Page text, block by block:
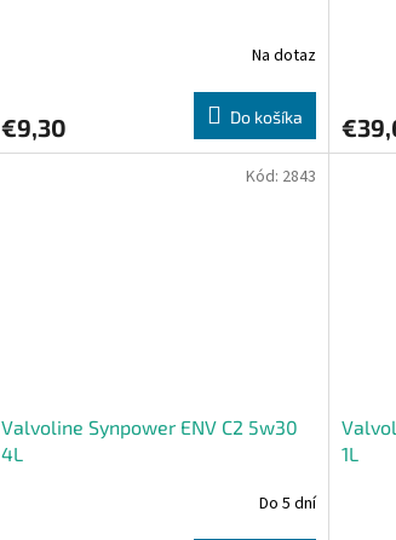
Na dotaz
€9,30 Do košíka
Valvoline Synpower ENV C2 5w30
4L
Do 5 dní
Kód: 2843
1L